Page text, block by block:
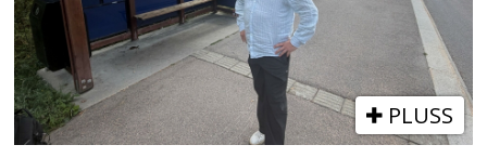
PLUSS